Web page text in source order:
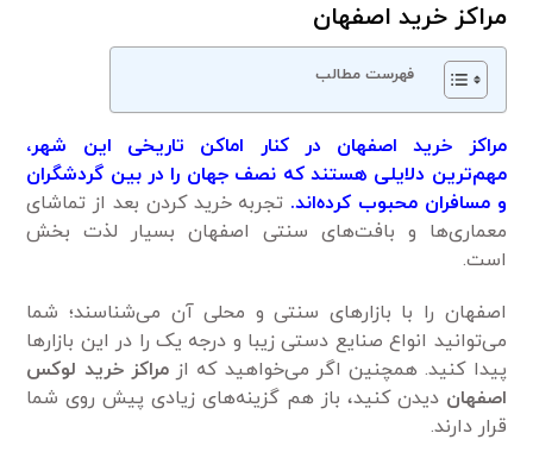
مراکز خرید اصفهان
فهرست مطالب
مراکز خرید اصفهان در کنار اماکن تاریخی این شهر،
مهم‌ترین دلایلی هستند که نصف جهان را در بین گردشگران
و مسافران محبوب کرده‌اند. تجربه خرید کردن بعد از تماشای
معماری‌ها و بافت‌های سنتی اصفهان بسیار لذت بخش
است.
اصفهان را با بازارهای سنتی و محلی آن می‌شناسند؛ شما
می‌توانید انواع صنایع دستی زیبا و درجه یک را در این بازارها
پیدا کنید. همچنین اگر می‌خواهید که ازمراکز خرید لوکس
اصفهان دیدن کنید، باز هم گزینه‌های زیادی پیش روی شما
قرار دارند.